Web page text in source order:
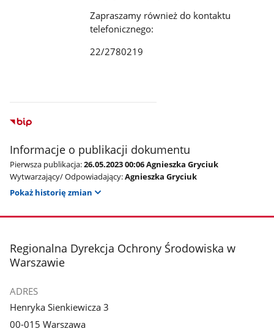
Zapraszamy również do kontaktu
telefonicznego:
22/2780219
Informacje o publikacji dokumentu
Pierwsza publikacja:26.05.2023 00:06 Agnieszka Gryciuk
Wytwarzający/ Odpowiadający:Agnieszka Gryciuk
Pokaż historię zmian
stopka
Regionalna Dyrekcja Ochrony Środowiska w
Warszawie
ADRES
Henryka Sienkiewicza 3
00-015 Warszawa